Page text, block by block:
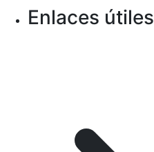
Enlaces útiles